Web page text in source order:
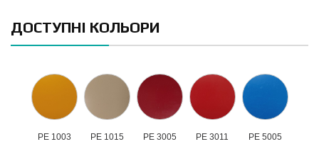
ДОСТУПНІ КОЛЬОРИ
РЕ 1003 РЕ 1015 РЕ 3005 РЕ 3011 РЕ 5005